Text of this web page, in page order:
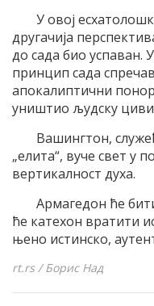
У овој
другачија
до сада био успаван.
принцип сада
апокалиптични
уништио људску
Вашингтон,
„елита“, вуче свет у
вертикалност духа.
Армагедон ће
ће катехон вратити
њено истинско,
rt.rs / Борис Над